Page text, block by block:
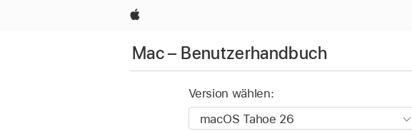
Apple
Mac – Benutzerhandbuch
Version wählen: